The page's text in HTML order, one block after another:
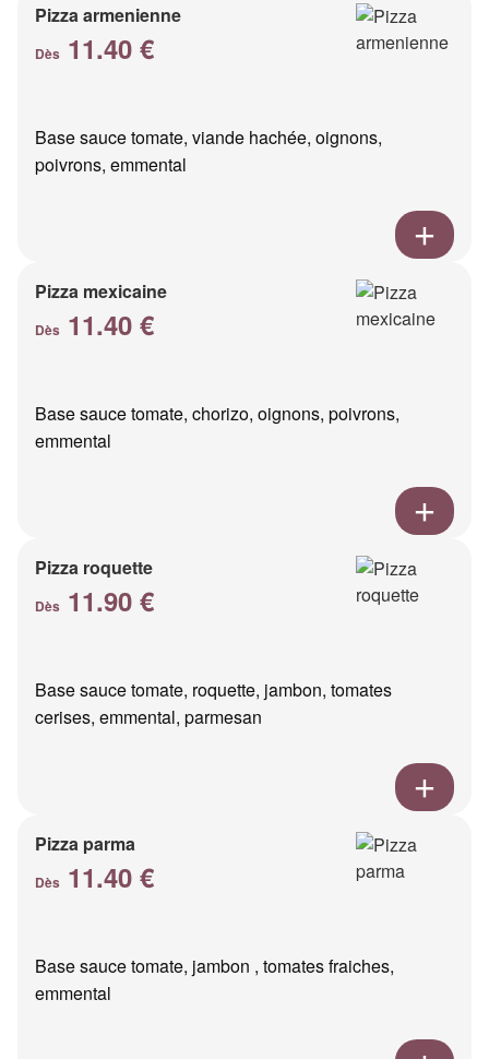
Pizza armenienne
Dès 11.40 €
Base sauce tomate, viande hachée, oignons,
poivrons, emmental
Pizza mexicaine
Dès 11.40 €
Base sauce tomate, chorizo, oignons, poivrons,
emmental
Pizza roquette
Dès 11.90 €
Base sauce tomate, roquette, jambon, tomates
cerises, emmental, parmesan
Pizza parma
Dès 11.40 €
Base sauce tomate, jambon , tomates fraiches,
emmental